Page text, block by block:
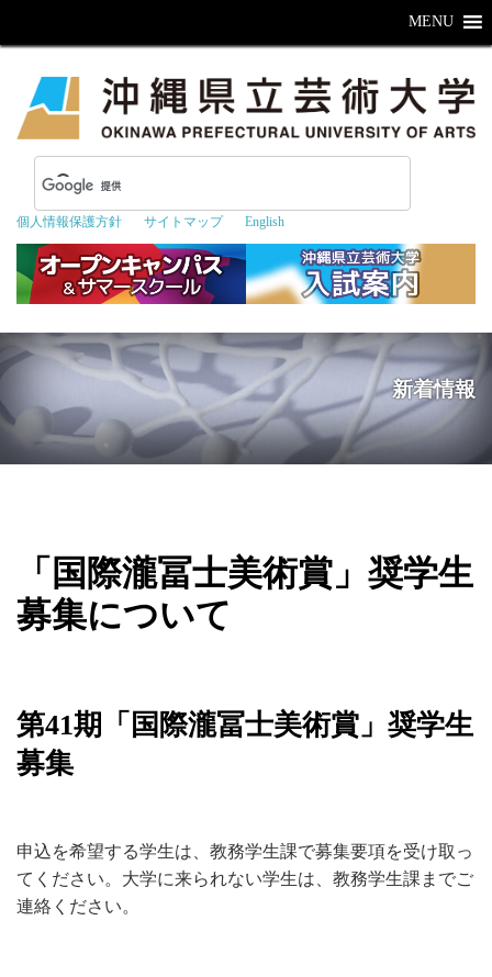
個人情報保護方針 サイトマップ English
MENU
新着情報
「国際瀧冨士美術賞」奨学生
募集について
第41期「国際瀧冨士美術賞」奨学生
募集
申込を希望する学生は、教務学生課で募集要項を受け取っ
てください。大学に来られない学生は、教務学生課までご
連絡ください。